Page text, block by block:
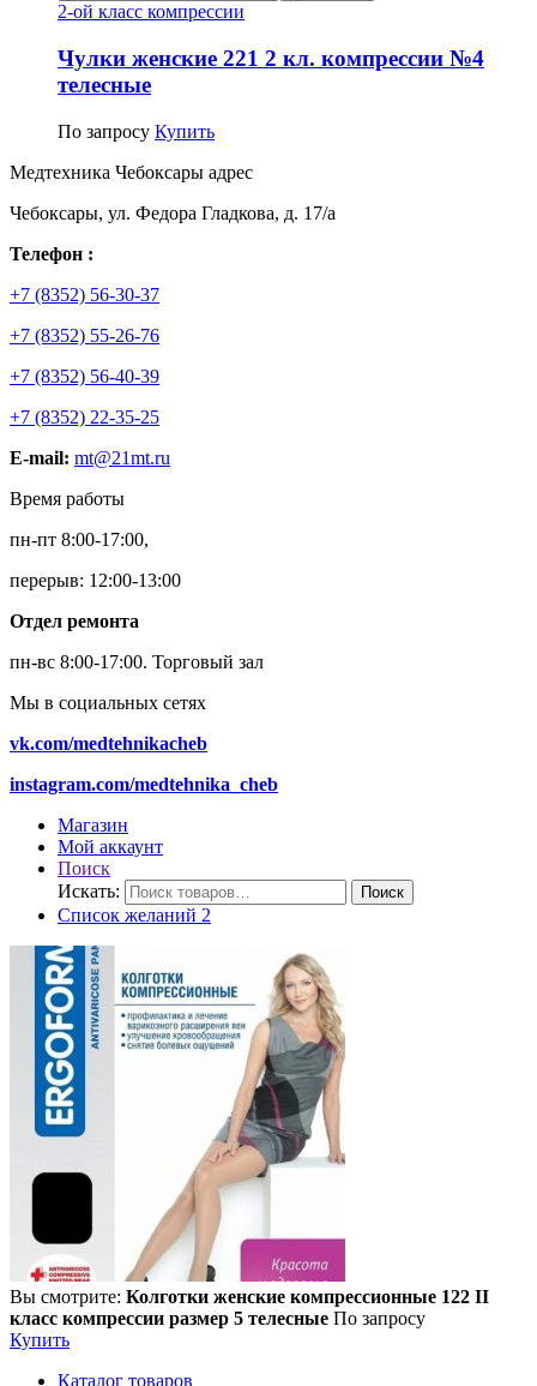
2-ой класс компрессии
Чулки женские 221 2 кл. компрессии №4
телесные
По запросу Купить
Медтехника Чебоксары адрес
Чебоксары, ул. Федора Гладкова, д. 17/а
Телефон :
+7 (8352) 56-30-37
+7 (8352) 55-26-76
+7 (8352) 56-40-39
+7 (8352) 22-35-25
E-mail: mt@21mt.ru
Время работы
пн-пт 8:00-17:00,
перерыв: 12:00-13:00
Отдел ремонта
пн-вс 8:00-17:00. Торговый зал
Мы в социальных сетях
vk.com/medtehnikacheb
instagram.com/medtehnika_cheb
Магазин
Мой аккаунт
Поиск
Искать:
Поиск
Список желаний 2
Вы смотрите: Колготки женские компрессионные 122 II
класс компрессии размер 5 телесные По запросу
Купить
Каталог товаров